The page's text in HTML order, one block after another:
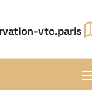
vtc.paris